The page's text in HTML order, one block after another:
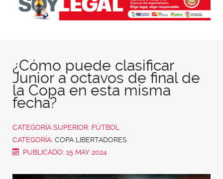
¿Cómo puede clasificar
Junior a octavos de final de
la Copa en esta misma
fecha?
CATEGORÍA SUPERIOR: FÚTBOL
CATEGORÍA: COPA LIBERTADORES
PUBLICADO: 15 MAY 2024